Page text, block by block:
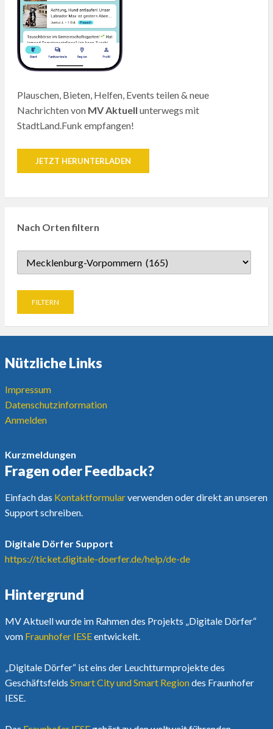
Plauschen, Bieten, Helfen, Events teilen & neue
Nachrichten von MV Aktuell unterwegs mit
StadtLand.Funk empfangen!
JETZT HERUNTERLADEN
Nach Orten filtern
Nützliche Links
Impressum
Datenschutzinformation
Anmelden
Kurzmeldungen
Fragen oder Feedback?
Einfach das Kontaktformularverwenden oder direkt an unseren
Support schreiben.
Digitale Dörfer Support
https://ticket.digitale-doerfer.de/help/de-de
Hintergrund
MV Aktuell wurde im Rahmen des Projekts „Digitale Dörfer“
vom Fraunhofer IESEentwickelt.
„Digitale Dörfer“ ist eins der Leuchtturmprojekte des
Geschäftsfelds Smart City und Smart Regiondes Fraunhofer
IESE.